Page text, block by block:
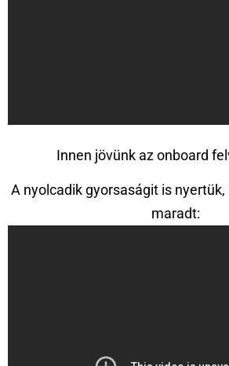
Innen jövünk az onboard
A nyolcadik gyorsaságit is
maradt: